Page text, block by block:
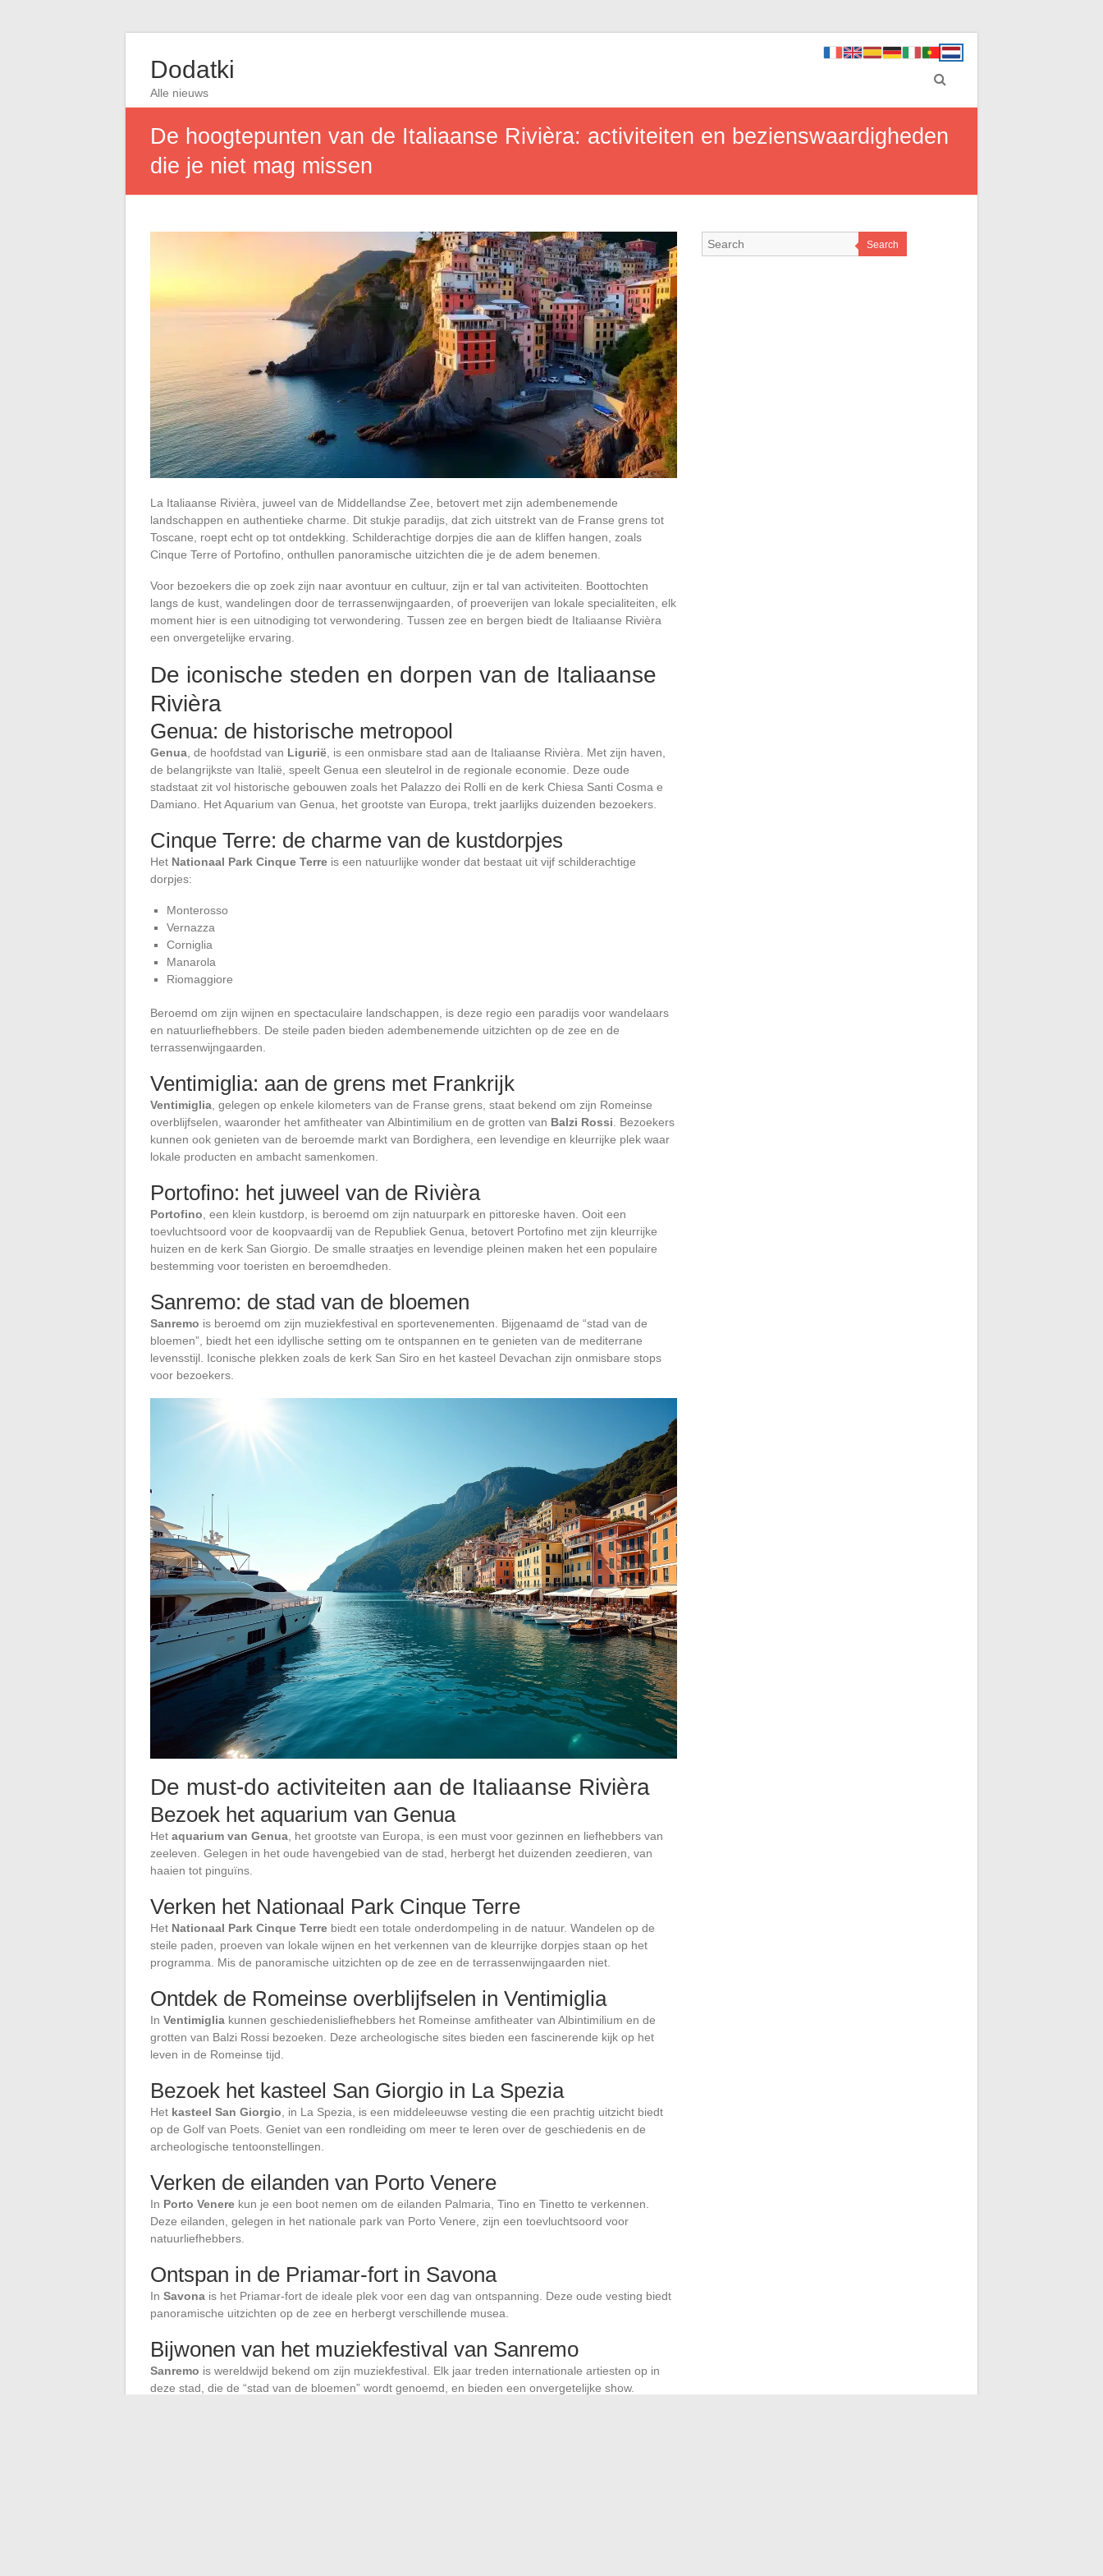
Dodatki
Alle nieuws
De hoogtepunten van de Italiaanse Rivièra: activiteiten en bezienswaardigheden
die je niet mag missen
La Italiaanse Rivièra, juweel van de Middellandse Zee, betovert met zijn adembenemende
landschappen en authentieke charme. Dit stukje paradijs, dat zich uitstrekt van de Franse grens tot
Toscane, roept echt op tot ontdekking. Schilderachtige dorpjes die aan de kliffen hangen, zoals
Cinque Terre of Portofino, onthullen panoramische uitzichten die je de adem benemen.
Voor bezoekers die op zoek zijn naar avontuur en cultuur, zijn er tal van activiteiten. Boottochten
langs de kust, wandelingen door de terrassenwijngaarden, of proeverijen van lokale specialiteiten, elk
moment hier is een uitnodiging tot verwondering. Tussen zee en bergen biedt de Italiaanse Rivièra
een onvergetelijke ervaring.
De iconische steden en dorpen van de Italiaanse
Rivièra
Genua: de historische metropool
Genua , de hoofdstad van Ligurië , is een onmisbare stad aan de Italiaanse Rivièra. Met zijn haven,
de belangrijkste van Italië, speelt Genua een sleutelrol in de regionale economie. Deze oude
stadstaat zit vol historische gebouwen zoals het Palazzo dei Rolli en de kerk Chiesa Santi Cosma e
Damiano. Het Aquarium van Genua, het grootste van Europa, trekt jaarlijks duizenden bezoekers.
Cinque Terre: de charme van de kustdorpjes
Het Nationaal Park Cinque Terre is een natuurlijke wonder dat bestaat uit vijf schilderachtige
dorpjes:
Monterosso
Vernazza
Corniglia
Manarola
Riomaggiore
Beroemd om zijn wijnen en spectaculaire landschappen, is deze regio een paradijs voor wandelaars
en natuurliefhebbers. De steile paden bieden adembenemende uitzichten op de zee en de
terrassenwijngaarden.
Ventimiglia: aan de grens met Frankrijk
Ventimiglia , gelegen op enkele kilometers van de Franse grens, staat bekend om zijn Romeinse
overblijfselen, waaronder het amfitheater van Albintimilium en de grotten van Balzi Rossi . Bezoekers
kunnen ook genieten van de beroemde markt van Bordighera, een levendige en kleurrijke plek waar
lokale producten en ambacht samenkomen.
Portofino: het juweel van de Rivièra
Portofino , een klein kustdorp, is beroemd om zijn natuurpark en pittoreske haven. Ooit een
toevluchtsoord voor de koopvaardij van de Republiek Genua, betovert Portofino met zijn kleurrijke
huizen en de kerk San Giorgio. De smalle straatjes en levendige pleinen maken het een populaire
bestemming voor toeristen en beroemdheden.
Sanremo: de stad van de bloemen
Sanremo is beroemd om zijn muziekfestival en sportevenementen. Bijgenaamd de “stad van de
bloemen”, biedt het een idyllische setting om te ontspannen en te genieten van de mediterrane
levensstijl. Iconische plekken zoals de kerk San Siro en het kasteel Devachan zijn onmisbare stops
voor bezoekers.
De must-do activiteiten aan de Italiaanse Rivièra
Bezoek het aquarium van Genua
Het aquarium van Genua , het grootste van Europa, is een must voor gezinnen en liefhebbers van
zeeleven. Gelegen in het oude havengebied van de stad, herbergt het duizenden zeedieren, van
haaien tot pinguïns.
Verken het Nationaal Park Cinque Terre
Het Nationaal Park Cinque Terre biedt een totale onderdompeling in de natuur. Wandelen op de
steile paden, proeven van lokale wijnen en het verkennen van de kleurrijke dorpjes staan op het
programma. Mis de panoramische uitzichten op de zee en de terrassenwijngaarden niet.
Ontdek de Romeinse overblijfselen in Ventimiglia
In Ventimiglia kunnen geschiedenisliefhebbers het Romeinse amfitheater van Albintimilium en de
grotten van Balzi Rossi bezoeken. Deze archeologische sites bieden een fascinerende kijk op het
leven in de Romeinse tijd.
Bezoek het kasteel San Giorgio in La Spezia
Het kasteel San Giorgio , in La Spezia, is een middeleeuwse vesting die een prachtig uitzicht biedt
op de Golf van Poets. Geniet van een rondleiding om meer te leren over de geschiedenis en de
archeologische tentoonstellingen.
Verken de eilanden van Porto Venere
In Porto Venere kun je een boot nemen om de eilanden Palmaria, Tino en Tinetto te verkennen.
Deze eilanden, gelegen in het nationale park van Porto Venere, zijn een toevluchtsoord voor
natuurliefhebbers.
Ontspan in de Priamar-fort in Savona
In Savona is het Priamar-fort de ideale plek voor een dag van ontspanning. Deze oude vesting biedt
panoramische uitzichten op de zee en herbergt verschillende musea.
Bijwonen van het muziekfestival van Sanremo
Sanremo is wereldwijd bekend om zijn muziekfestival. Elk jaar treden internationale artiesten op in
deze stad, die de “stad van de bloemen” wordt genoemd, en bieden een onvergetelijke show.
Search